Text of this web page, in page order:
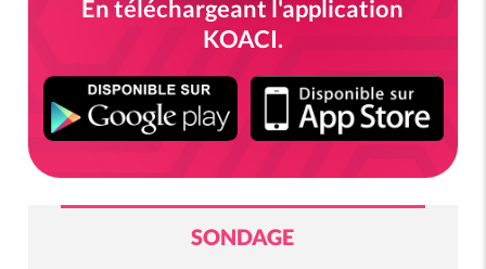
En téléchargeant l'application
KOACI.
SONDAGE